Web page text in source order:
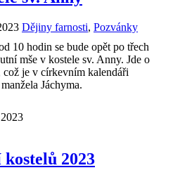
Dějiny farnosti, Pozvánky
10 hodin se bude opět po třech
mše v kostele sv. Anny. Jde o
je v církevním kalendáři
Jáchyma.
2023